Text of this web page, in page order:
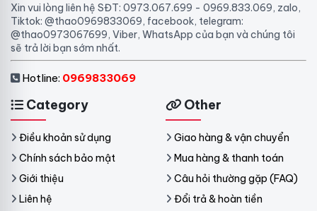
Xin vui lòng liên hệ SĐT: 0973.067.699 - 0969.833.069, zalo,
Tiktok: @thao0969833069, facebook, telegram:
@thao0973067699, Viber, WhatsApp của bạn và chúng tôi
sẽ trả lời bạn sớm nhất.
Hotline: 0969833069
Category
Điều khoản sử dụng
Chính sách bảo mật
Giới thiệu
Liên hệ
Other
Giao hàng & vận chuyển
Mua hàng & thanh toán
Câu hỏi thường gặp (FAQ)
Đổi trả & hoàn tiền